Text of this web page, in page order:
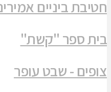
חטיבת ביניים
בית ספר "קשת"
צופים - שבט עופר